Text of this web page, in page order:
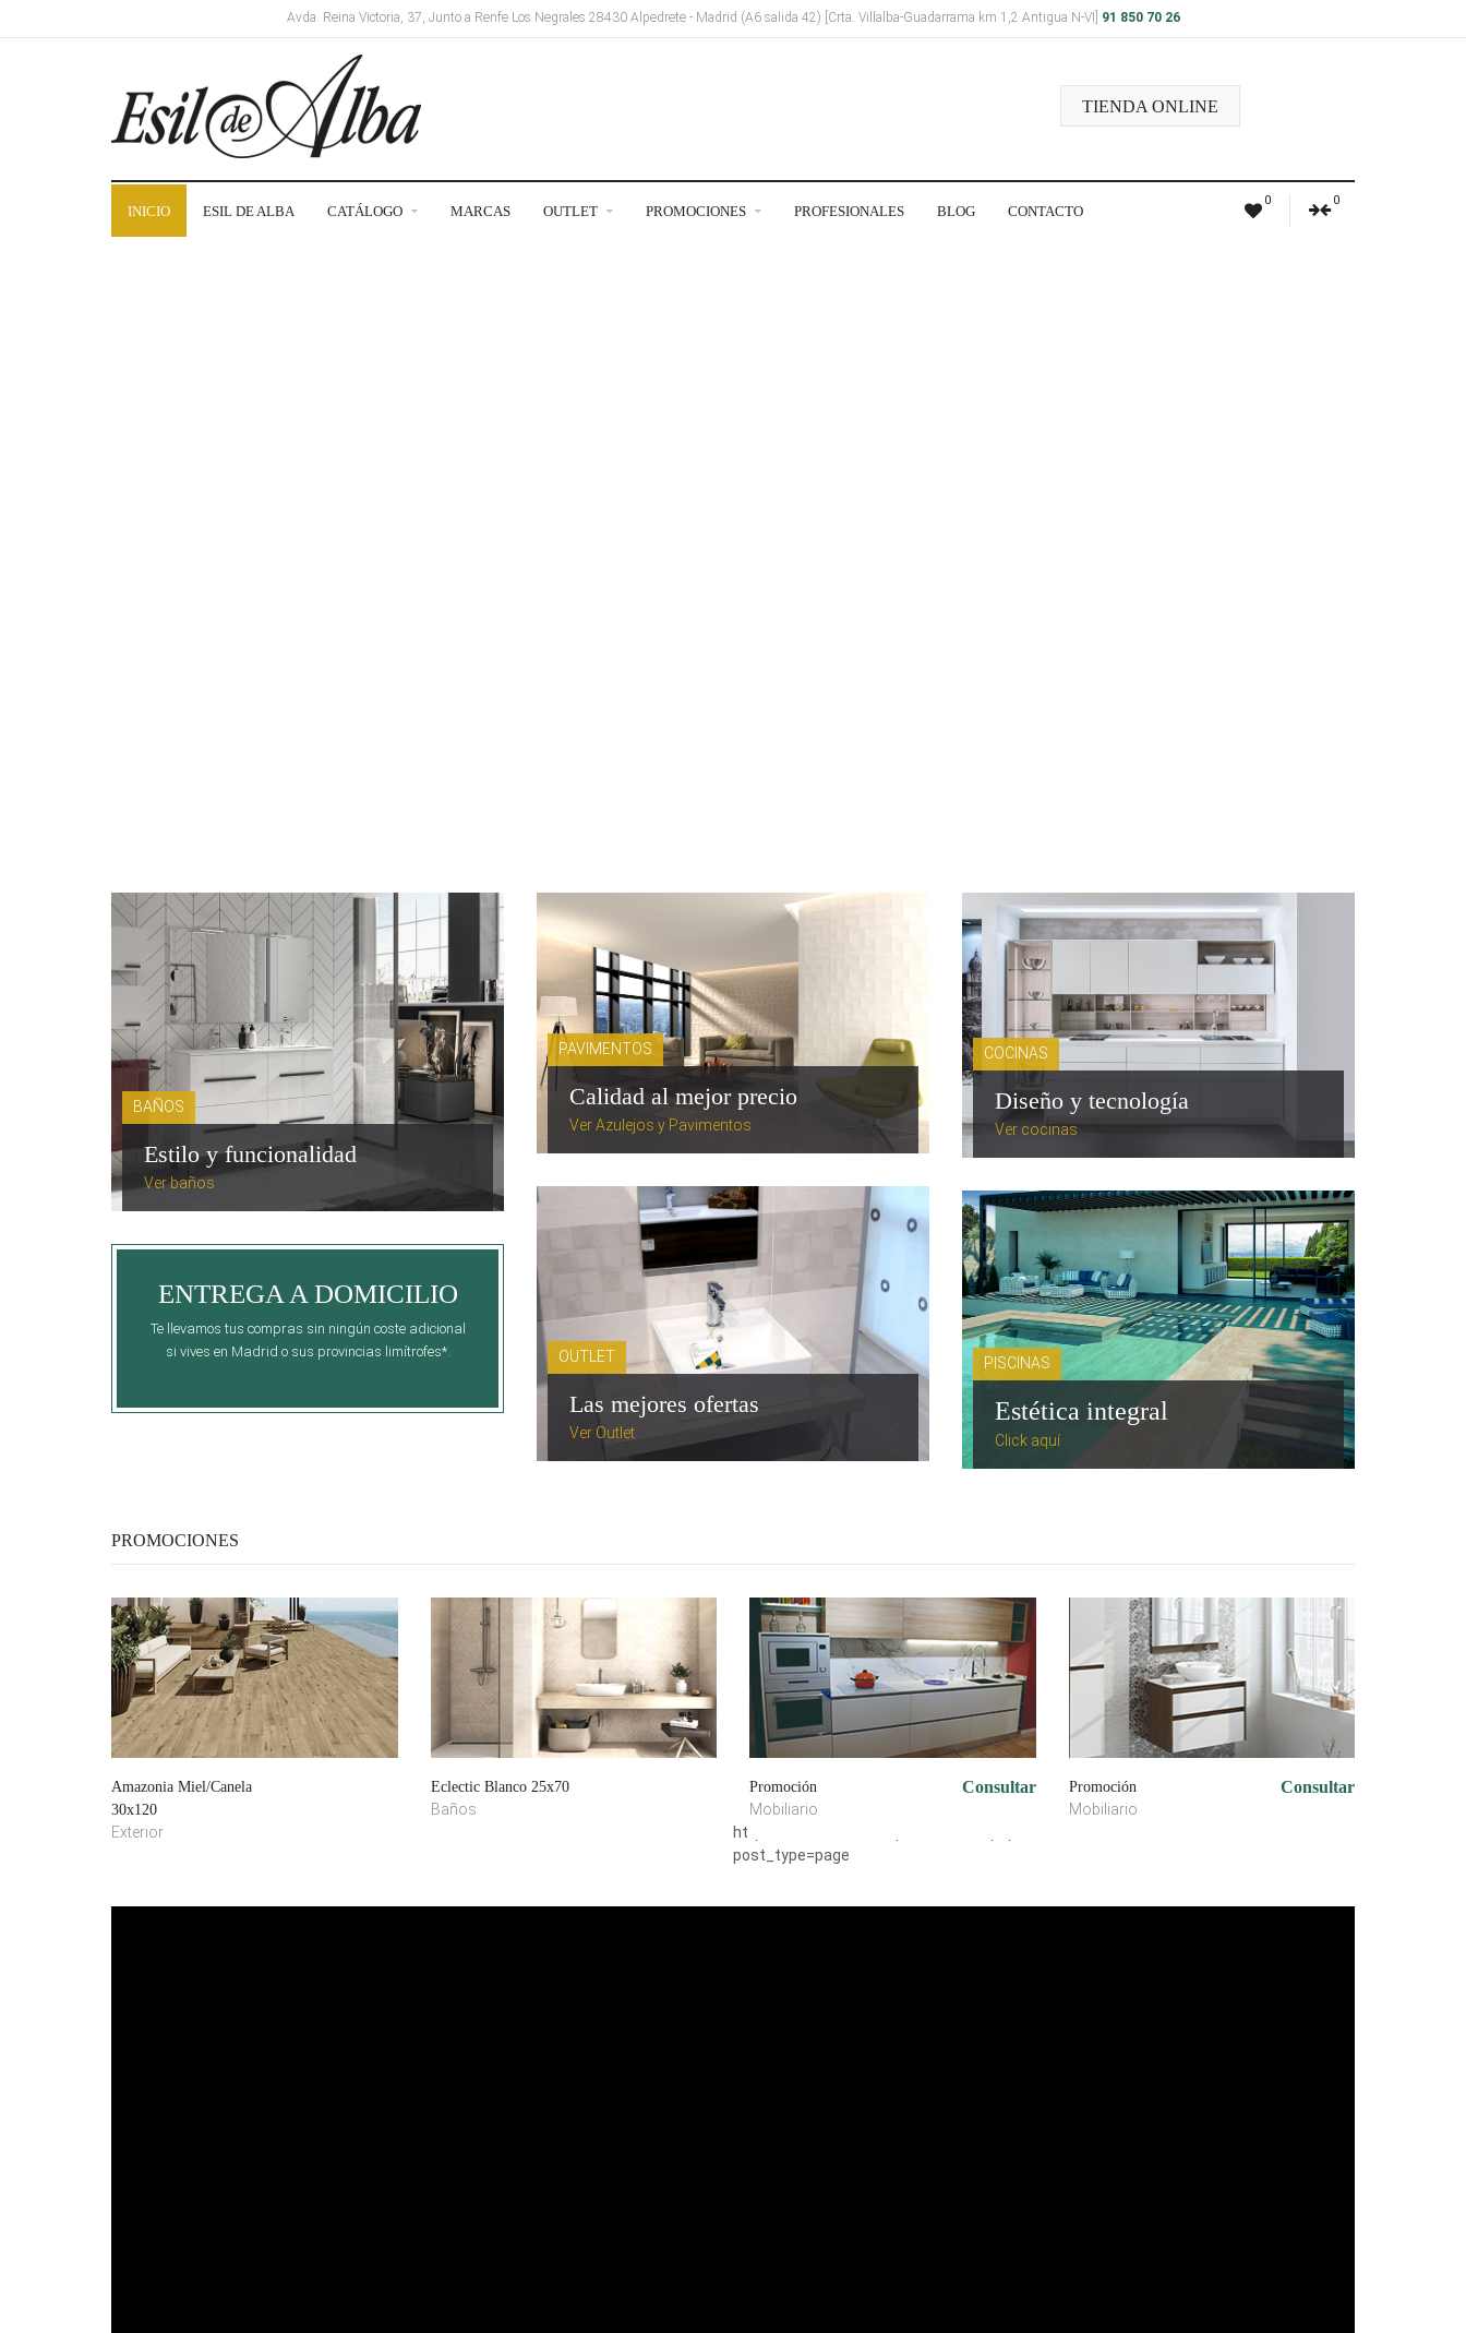
Avda. Reina Victoria, 37, Junto a Renfe Los Negrales 28430 Alpedrete - Madrid (A6 salida 42) [Crta. Villalba-Guadarrama km 1,2 Antigua N-VI] 91 850 70 26
TIENDA ONLINE
INICIO ESIL DE ALBA CATÁLOGO MARCAS OUTLET PROMOCIONES PROFESIONALES BLOG CONTACTO
0 0
BAÑOS
Estilo y funcionalidad
Ver baños
ENTREGA A DOMICILIO
Te llevamos tus compras sin ningún coste adicional
si vives en Madrid o sus provincias limítrofes*.
PAVIMENTOS
Calidad al mejor precio
Ver Azulejos y Pavimentos
OUTLET
Las mejores ofertas
Ver Outlet
COCINAS
Diseño y tecnología
Ver cocinas
PISCINAS
Estética integral
Click aquí
PROMOCIONES
Amazonia Miel/Canela
30x120
Exterior
Eclectic Blanco 25x70
Baños
https://www.idvia.es/wp-admin/edit.php?
post_type=page
Promoción
Mobiliario
Consultar Promoción
Mobiliario
Consultar